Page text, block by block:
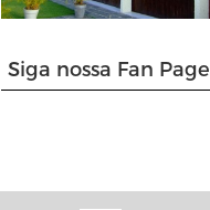
Siga nossa Fan Page